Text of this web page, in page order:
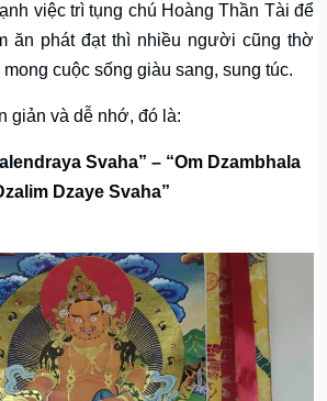
việc trì tụng chú Hoàng Thần Tài để
ăn phát đạt thì nhiều người cũng thờ
cuộc sống giàu sang, sung túc.
giản và dễ nhớ, đó là:
Svaha” – “Om Dzambhala
Dzaye Svaha”